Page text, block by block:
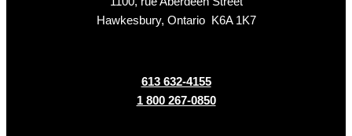
Hawkesbury, Ontario K6A 1K7
613 632-4155
1 800 267-0850